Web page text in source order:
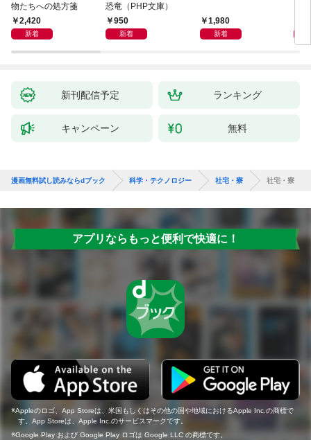
物たちへの処方箋
2,420
新着
恐竜（PHP文庫）
950
新着
1,980
新着
新刊配信予定 ランキング
キャンペーン 無料
漫画無料試し読みならdブック 科学・テクノロジー 社宅・寮 社宅・寮
アプリならもっと便利で快適に！
Appleのロゴ、App Storeは、米国もしくはその他の国や地域におけるApple Inc.の商標で
す。App Storeは、Apple Inc.のサービスマークです。
Google Play および Google Play ロゴは Google LLC の商標です。